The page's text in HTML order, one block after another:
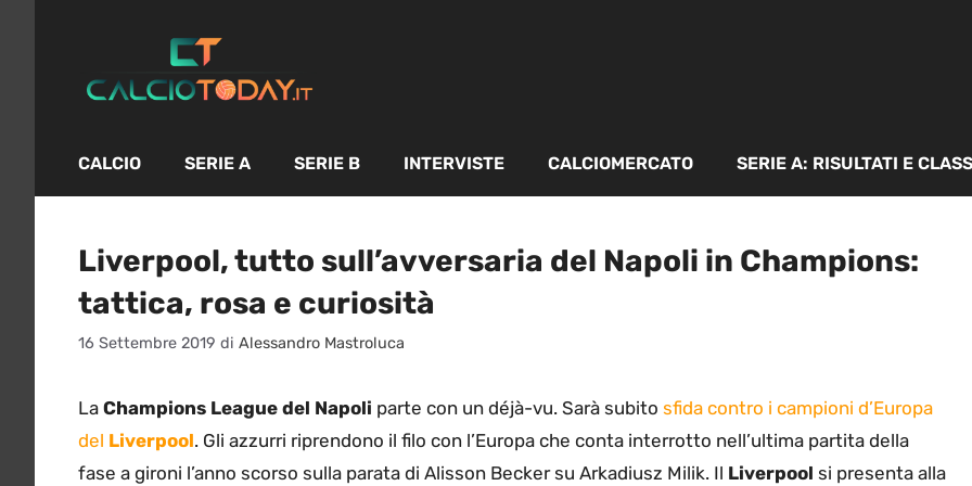
contenuto
CALCIO SERIE A SERIE B INTERVISTE CALCIOMERCATO SERIE A: RISULTATI E
Liverpool, tutto sull’avversaria del Napoli in Champions:
tattica, rosa e curiosità
16 Settembre 2019 di Alessandro Mastroluca
La Champions League del Napoli parte con un déjà-vu. Sarà subito sfida contro i campioni d’Europa
del Liverpool. Gli azzurri riprendono il filo con l’Europa che conta interrotto nell’ultima partita della
fase a gironi l’anno scorso sulla parata di Alisson Becker su Arkadiusz Milik. Il Liverpool si presenta alla